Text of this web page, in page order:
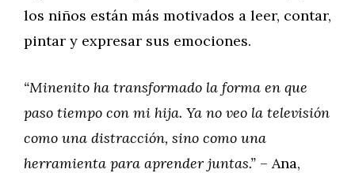
los niños están más motivados a leer, contar,
pintar y expresar sus emociones.
“Minenito ha transformado la forma en que
paso tiempo con mi hija. Ya no veo la televisión
como una distracción, sino como una
herramienta para aprender juntas.” – Ana,